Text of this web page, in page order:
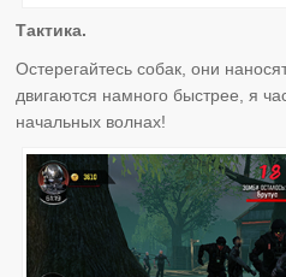
Тактика.
Остерегайтесь собак, они
двигаются намного быстрее, я
начальных волнах!